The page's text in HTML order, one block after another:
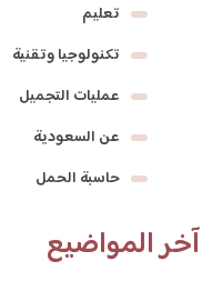
تعليم
تكنولوجيا وتقنية
عمليات التجميل
عن السعودية
حاسبة الحمل
آخر المواضيع